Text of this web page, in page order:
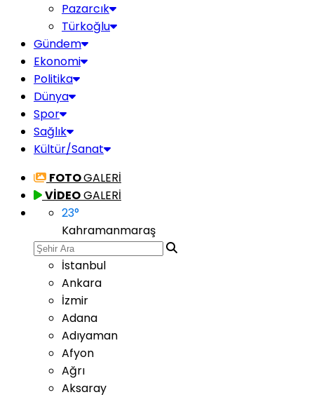
Pazarcık
Türkoğlu
Gündem
Ekonomi
Politika
Dünya
Spor
Sağlık
Kültür/Sanat
FOTOGALERİ
VİDEOGALERİ
23°
Kahramanmaraş
İstanbul
Ankara
İzmir
Adana
Adıyaman
Afyon
Ağrı
Aksaray